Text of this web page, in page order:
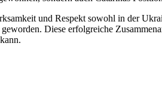
und Respekt sowohl in der
Diese erfolgreiche